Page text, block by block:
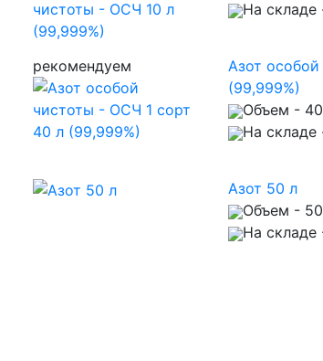
На складе
рекомендуем
Азот
(99,999%)
Объем -
На складе
Азот 50 л
Объем -
На складе